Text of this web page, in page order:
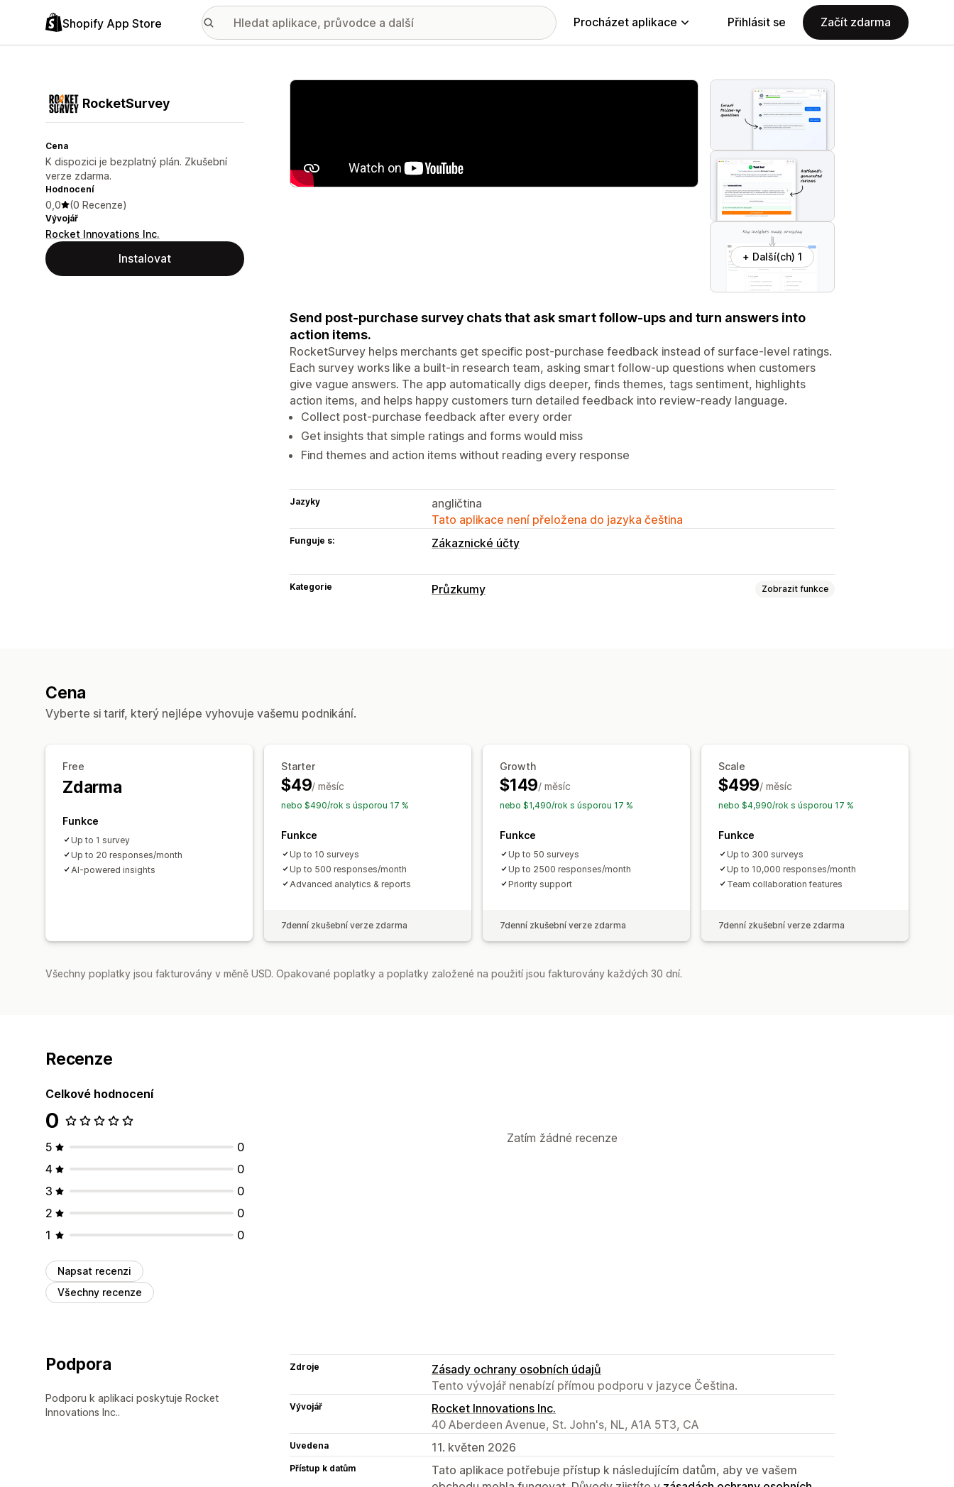
Shopify App Store Procházet aplikace Přihlásit se Začít zdarma
RocketSurvey
Cena
K dispozici je bezplatný plán. Zkušební
verze zdarma.
Hodnocení
0,0 (0 Recenze)
Vývojář
Rocket Innovations Inc.
Instalovat
Galerie propagovaných obrázků
+ Další(ch) 1
Send post-purchase survey chats that ask smart follow-ups and turn answers into
action items.
RocketSurvey helps merchants get specific post-purchase feedback instead of surface-level ratings.
Each survey works like a built-in research team, asking smart follow-up questions when customers
give vague answers. The app automatically digs deeper, finds themes, tags sentiment, highlights
action items, and helps happy customers turn detailed feedback into review-ready language.
Collect post-purchase feedback after every order
Get insights that simple ratings and forms would miss
Find themes and action items without reading every response
Jazyky
angličtina
Tato aplikace není přeložena do jazyka čeština
Funguje s: Zákaznické účty
Kategorie Průzkumy Zobrazit funkce
Cena
Vyberte si tarif, který nejlépe vyhovuje vašemu podnikání.
Free
Zdarma
Funkce
Up to 1 survey
Up to 20 responses/month
AI-powered insights
Starter
$49/ měsíc
nebo $490/rok s úsporou 17 %
Funkce
Up to 10 surveys
Up to 500 responses/month
Advanced analytics & reports
7denní zkušební verze zdarma
Growth
$149/ měsíc
nebo $1,490/rok s úsporou 17 %
Funkce
Up to 50 surveys
Up to 2500 responses/month
Priority support
7denní zkušební verze zdarma
Scale
$499/ měsíc
nebo $4,990/rok s úsporou 17 %
Funkce
Up to 300 surveys
Up to 10,000 responses/month
Team collaboration features
7denní zkušební verze zdarma
Všechny poplatky jsou fakturovány v měně USD. Opakované poplatky a poplatky založené na použití jsou fakturovány každých 30 dní.
Recenze
Celkové hodnocení
0
5
0
4
0
3
0
2
0
1
0
Napsat recenzi
Všechny recenze
Zatím žádné recenze
Podpora
Podporu k aplikaci poskytuje Rocket
Innovations Inc..
Zdroje
Zásady ochrany osobních údajů
Tento vývojář nenabízí přímou podporu v jazyce Čeština.
Vývojář
Rocket Innovations Inc.
40 Aberdeen Avenue, St. John's, NL, A1A 5T3, CA
Uvedena 11. květen 2026
Přístup k datům
Tato aplikace potřebuje přístup k následujícím datům, aby ve vašem